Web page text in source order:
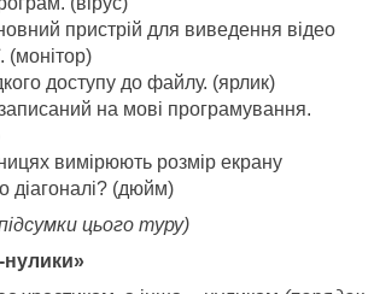
пристрій для виведення відео
(монітор)
доступу до файлу. (ярлик)
на мові програмування.
вимірюють розмір екрану
діагоналі? (дюйм)
цього туру)
нулики»